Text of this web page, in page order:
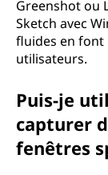
Greenshot ou
Sketch avec
fluides en font
utilisateurs.
Puis-je
capturer
fenêtres